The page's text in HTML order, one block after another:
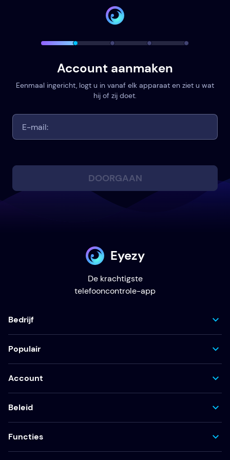
Account aanmaken
Eenmaal ingericht, logt u in vanaf elk apparaat en ziet u wat
hij of zij doet.
DOORGAAN
Eyezy
De krachtigste
telefooncontrole-app
Bedrijf
Populair
Account
Beleid
Functies